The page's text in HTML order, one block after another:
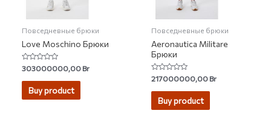
Повседневные брюки
Love Moschino Брюки
Rated
0
out
303000000,00Br
Buy product
Повседневные брюки
Aeronautica Militare
Брюки
Rated
0
out
217000000,00Br
Buy product